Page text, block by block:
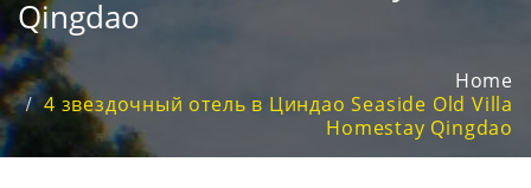
Qingdao
Home
4 звездочный отель в Циндао Seaside Old Villa
Homestay Qingdao